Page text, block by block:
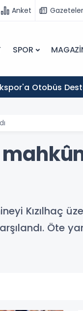
Anket Gazeteler
SPOR
Otobüs
Kızılhaç
Öte